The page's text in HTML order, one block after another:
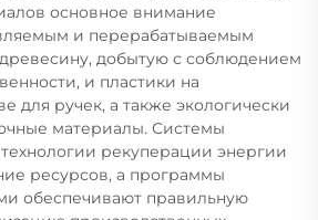
основное внимание
и перерабатываемым
добытую с соблюдением
и пластики на
для ручек, а также экологически
материалы. Системы
рекуперации энергии
ресурсов, а программы
обеспечивают правильную